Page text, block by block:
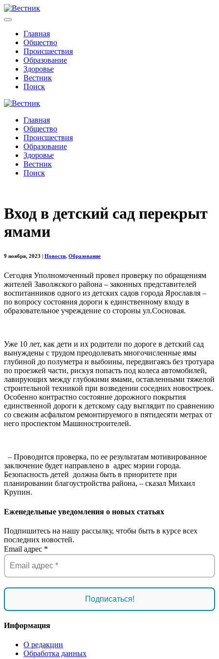
Главная
Общество
Происшествия
Образование
Здоровье
Вестник
Поиск
Главная
Общество
Происшествия
Образование
Здоровье
Вестник
Поиск
Вход в детский сад перекрыт
ямами
9 ноября, 2023 Новости, Образование
Сегодня Уполномоченный провел проверку по обращениям
жителей Заволжского района – законных представителей
воспитанников одного из детских садов города Ярославля –
по вопросу состояния дороги к единственному входу в
образовательное учреждение со стороны ул.Сосновая.
Уже 10 лет, как дети и их родители по дороге в детский сад
вынуждены с трудом преодолевать многочисленные ямы
глубиной до полуметра и выбоины, передвигаясь без тротуара
по проезжей части, рискуя попасть под колеса автомобилей,
лавирующих между глубокими ямами, оставленными тяжелой
строительной техникой при возведении соседних новостроек.
Особенно контрастно состояние дорожного покрытия
единственной дороги к детскому саду выглядит по сравнению
со свежим асфальтом ремонтируемого в пятидесяти метрах от
него проспектом Машиностроителей.
– Проводится проверка, по ее результатам мотивированное
заключение будет направлено в адрес мэрии города.
Безопасность детей должна быть в приоритете при
планировании благоустройства района, – сказал Михаил
Крупин.
Еженедельные уведомления о новых статьях
Подпишитесь на нашу рассылку, чтобы быть в курсе всех
последних новостей.
Email адрес *
Информация
О редакции
Обработка данных